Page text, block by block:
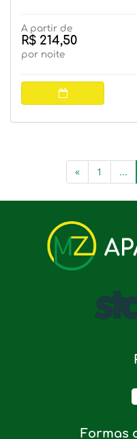
A partir de
R$ 214,50
por noite
« 1 ...
Formas